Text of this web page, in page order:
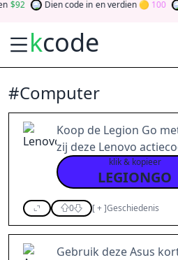
92 Dien code in en verdien 100
kcode
#Computer
Koop de Legion Go
zij deze Lenovo
klik & kopieer
LEGIONGO
0 [+]Geschiedenis
Gebruik deze Asus